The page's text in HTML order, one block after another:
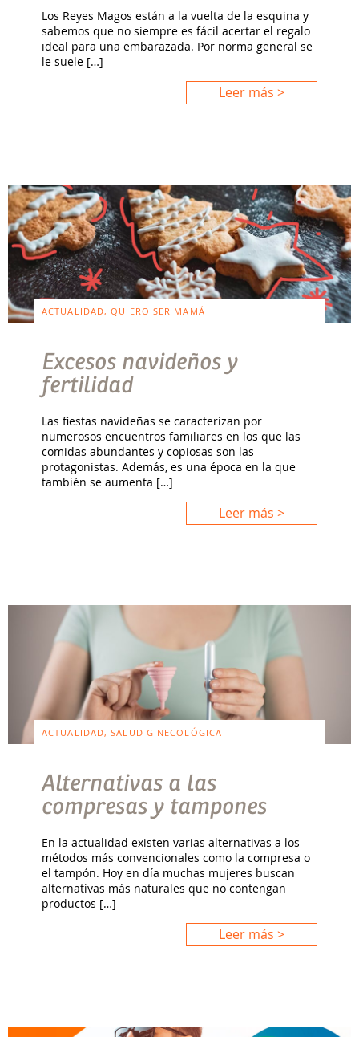
Los Reyes Magos están a la vuelta de la esquina y
sabemos que no siempre es fácil acertar el regalo
ideal para una embarazada. Por norma general se
le suele […]
Leer más >
ACTUALIDAD, QUIERO SER MAMÁ
Excesos navideños y
fertilidad
Las fiestas navideñas se caracterizan por
numerosos encuentros familiares en los que las
comidas abundantes y copiosas son las
protagonistas. Además, es una época en la que
también se aumenta […]
Leer más >
ACTUALIDAD, SALUD GINECOLÓGICA
Alternativas a las
compresas y tampones
En la actualidad existen varias alternativas a los
métodos más convencionales como la compresa o
el tampón. Hoy en día muchas mujeres buscan
alternativas más naturales que no contengan
productos […]
Leer más >